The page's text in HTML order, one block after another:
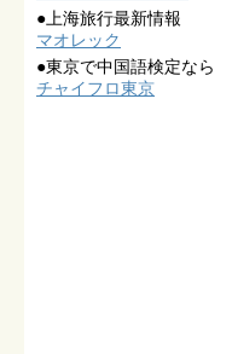
●上海旅行最新情報
マオレック
●東京で中国語検定なら
チャイフロ東京